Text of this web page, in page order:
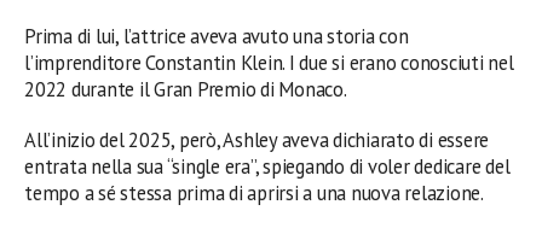
Prima di lui, l’attrice aveva avuto una storia con
l’imprenditore Constantin Klein. I due si erano conosciuti nel
2022 durante il Gran Premio di Monaco.
All’inizio del 2025, però, Ashley aveva dichiarato di essere
entrata nella sua “single era”, spiegando di voler dedicare del
tempo a sé stessa prima di aprirsi a una nuova relazione.